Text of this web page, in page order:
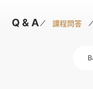
Q & A 課程問答